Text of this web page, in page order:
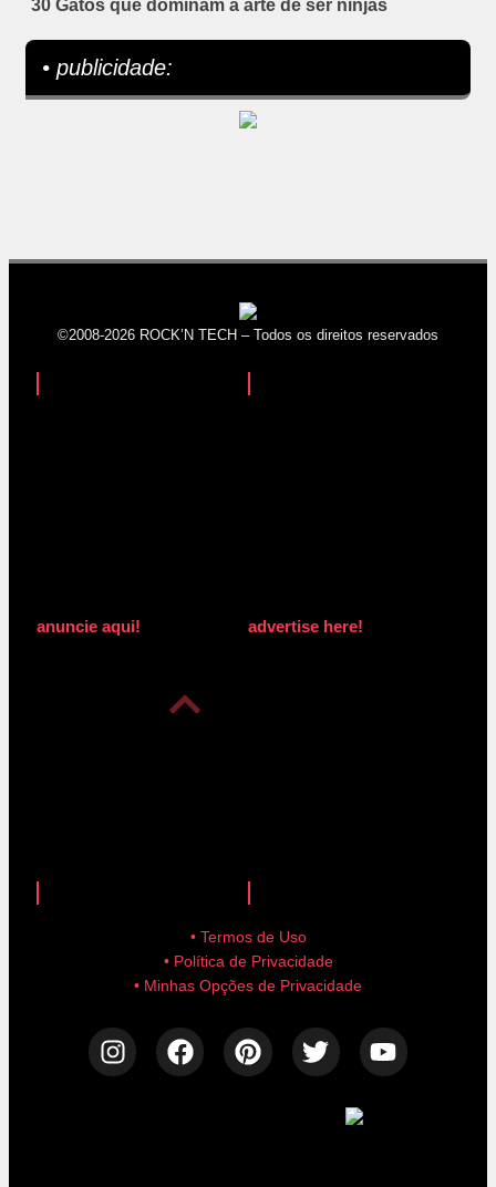
30 Gatos que dominam a arte de ser ninjas
• publicidade:
©2008-2026 ROCK’N TECH – Todos os direitos reservados
anuncie aqui! advertise here!
• Termos de Uso
• Política de Privacidade
• Minhas Opções de Privacidade